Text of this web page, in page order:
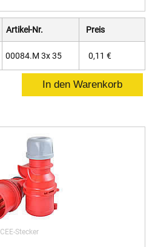
Artikel-Nr. Preis
00084.M 3x 35 0,11 €
CEE-Stecker